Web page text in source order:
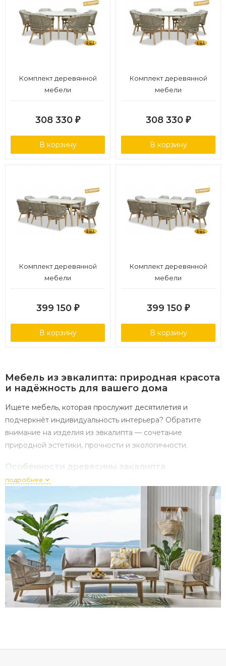
Комплект деревянной
мебели
308 330 ₽
В корзину
Комплект деревянной
мебели
308 330 ₽
В корзину
Комплект деревянной
мебели
399 150 ₽
В корзину
Комплект деревянной
мебели
399 150 ₽
В корзину
Мебель из эвкалипта: природная красота
и надёжность для вашего дома
Ищете мебель, которая прослужит десятилетия и
подчеркнёт индивидуальность интерьера? Обратите
внимание на изделия из эвкалипта — сочетание
природной эстетики, прочности и экологичности.
Особенности древесины эвкалипта
Эвкалипт— быстрорастущеедеревородомизАвстралии,
ценитсявмебельном
производстве.
ключевыехарактеристики:
Высокаяплотность — устойчивость
к
царапинам,сколамидеформациям.
Устойчивостьквлаге— благодаряприродным
масламдревесинаменьшеподверженагниениюи
плесени.
Выраженнаятекстура— красивыеузорыипрожилки
красновато‑коричневого.
подробнее